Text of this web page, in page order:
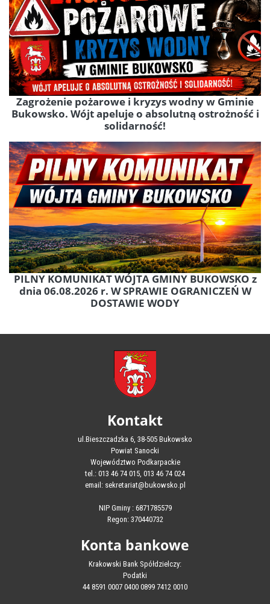
Zagrożenie pożarowe i kryzys wodny w Gminie
Bukowsko. Wójt apeluje o absolutną ostrożność i
solidarność!
PILNY KOMUNIKAT WÓJTA GMINY BUKOWSKO z
dnia 06.08.2026 r. W SPRAWIE OGRANICZEŃ W
DOSTAWIE WODY
Kontakt
ul.Bieszczadzka 6, 38-505 Bukowsko
Powiat Sanocki
Województwo Podkarpackie
tel.: 013 46 74 015, 013 46 74 024
email: sekretariat@bukowsko.pl
NIP Gminy : 6871785579
Regon: 370440732
Konta bankowe
Krakowski Bank Spółdzielczy:
Podatki
44 8591 0007 0400 0899 7412 0010